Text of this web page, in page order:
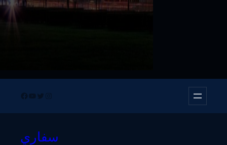
Facebook
YouTube
TwitterInstagram
سفاري